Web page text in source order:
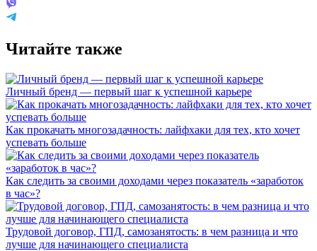
Читайте также
Личный бренд — первый шаг к успешной карьере
Как прокачать многозадачность: лайфхаки для тех, кто хочет
успевать больше
Как следить за своими доходами через показатель «заработок
в час»?
Трудовой договор, ГПД, самозанятость: в чем разница и что
лучше для начинающего специалиста